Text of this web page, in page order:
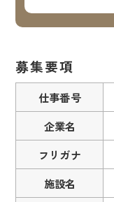
募集要項
仕事番号
企業名
フリガナ
施設名